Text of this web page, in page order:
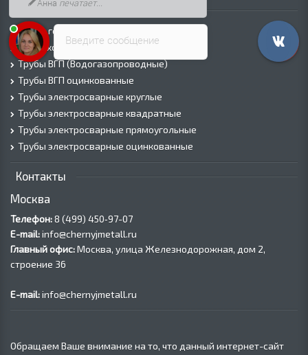
Трубы
Трубы горячедеформированные
Труба холоднодеформированная
Трубы ВГП (Водогазопроводные)
Трубы ВГП оцинкованные
Трубы электросварные круглые
Трубы электросварные квадратные
Трубы электросварные прямоугольные
Трубы электросварные оцинкованные
Контакты
Москва
Телефон:8 (499) 450‑97-07
E-mail:info@chernyjmetall.ru
Главный офис:Москва, улица Железнодорожная, дом 2,
строение 36
E-mail:info@chernyjmetall.ru
Обращаем Ваше внимание на то, что данный интернет-сайт
Введите сообщение
Анна печатает...